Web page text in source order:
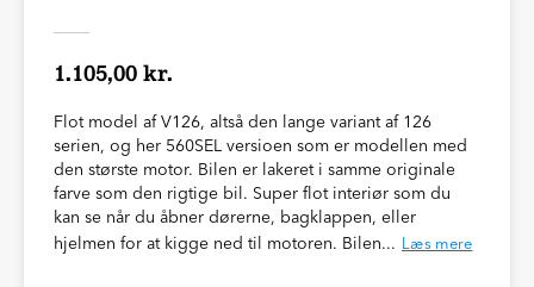
1.105,00 kr.
Flot model af V126, altså den lange variant af 126
serien, og her 560SEL versioen som er modellen med
den største motor. Bilen er lakeret i samme originale
farve som den rigtige bil. Super flot interiør som du
kan se når du åbner dørerne, bagklappen, eller
hjelmen for at kigge ned til motoren. Bilen... Læs mere